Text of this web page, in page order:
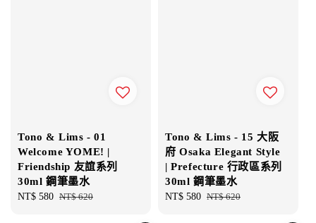
Tono & Lims - 01
Welcome YOME! |
Friendship 友誼系列
30ml 鋼筆墨水
Sale
NT$ 580 Regular
NT$ 620
Tono & Lims - 15 大阪
府 Osaka Elegant Style
| Prefecture 行政區系列
30ml 鋼筆墨水
Sale
NT$ 580 Regular
NT$ 620